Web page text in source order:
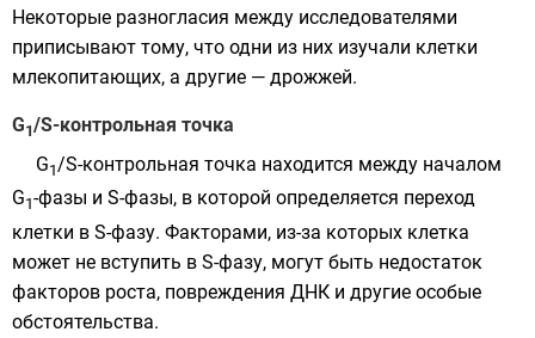
Некоторые разногласия между исследователями
приписывают тому, что одни из них изучали клетки
млекопитающих, а другие — дрожжей.
G1/S-контрольная точка
G1/S-контрольная точка находится между началом
G1-фазы и S-фазы, в которой определяется переход
клетки в S-фазу. Факторами, из-за которых клетка
может не вступить в S-фазу, могут быть недостаток
факторов роста, повреждения ДНК и другие особые
обстоятельства.